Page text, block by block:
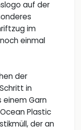
auf der
im
einmal
der
in
einem Garn
Plastic
der an